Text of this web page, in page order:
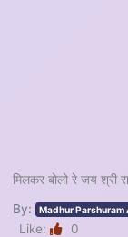
मिलकर बोलो रे जय
By: Madhur Parshuram
Like: 0